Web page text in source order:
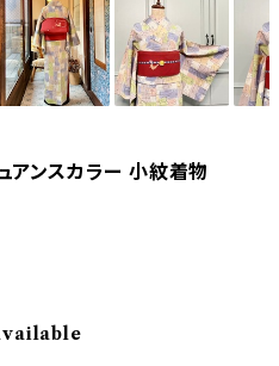
ンスカラー 小紋着物